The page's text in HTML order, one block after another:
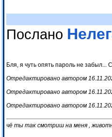
Послано
Бля, я чуть опять пароль не забыл...
Отредактировано автором
Отредактировано автором
Отредактировано автором
чё ты так смотриш на меня ,